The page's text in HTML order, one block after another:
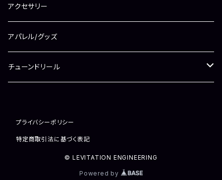
ラインローラー（シマノ用）
ラインローラー（ダイワ用）
ドラグワッシャー
ベアリング
シム/ワッシャー
メンテナンスオイル
ドラググリス
ギアグリス
アクセサリー
アパレル/グッズ
チューンドリール
リール（中古）
プライバシーポリシー
特定商取引法に基づく表記
© LEVITATION ENGINEERING
Powered by